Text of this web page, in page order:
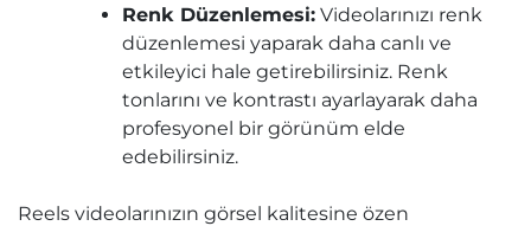
Renk Düzenlemesi: Videolarınızı renk
düzenlemesi yaparak daha canlı ve
etkileyici hale getirebilirsiniz. Renk
tonlarını ve kontrastı ayarlayarak daha
profesyonel bir görünüm elde
edebilirsiniz.
Reels videolarınızın görsel kalitesine özen